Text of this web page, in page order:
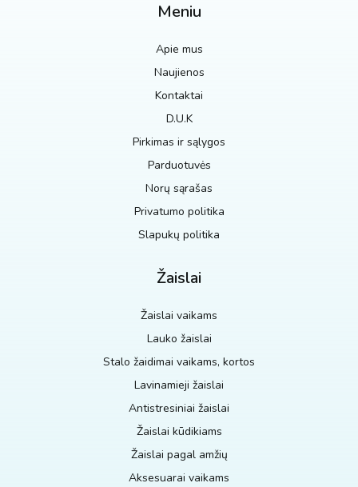
Meniu
Apie mus
Naujienos
Kontaktai
D.U.K
Pirkimas ir sąlygos
Parduotuvės
Norų sąrašas
Privatumo politika
Slapukų politika
Žaislai
Žaislai vaikams
Lauko žaislai
Stalo žaidimai vaikams, kortos
Lavinamieji žaislai
Antistresiniai žaislai
Žaislai kūdikiams
Žaislai pagal amžių
Aksesuarai vaikams